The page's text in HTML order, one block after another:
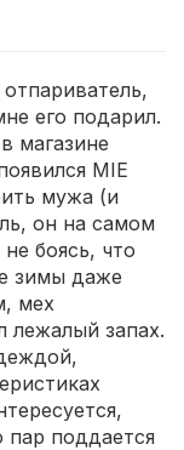
его подарил.
магазине
MIE
мужа (и
он на самом
боясь, что
зимы даже
мех
лежалый запах.
поддается